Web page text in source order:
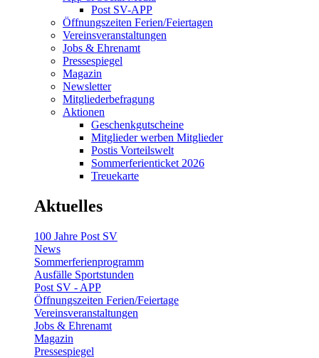
Post SV-APP
Öffnungszeiten Ferien/Feiertagen
Vereinsveranstaltungen
Jobs & Ehrenamt
Pressespiegel
Magazin
Newsletter
Mitgliederbefragung
Aktionen
Geschenkgutscheine
Mitglieder werben Mitglieder
Postis Vorteilswelt
Sommerferienticket 2026
Treuekarte
Aktuelles
100 Jahre Post SV
News
Sommerferienprogramm
Ausfälle Sportstunden
Post SV - APP
Öffnungszeiten Ferien/Feiertage
Vereinsveranstaltungen
Jobs & Ehrenamt
Magazin
Pressespiegel